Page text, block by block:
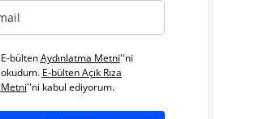
E-bültenAydınlatma Metni''ni
okudum. E-bülten Açık Rıza
Metni''ni kabul ediyorum.